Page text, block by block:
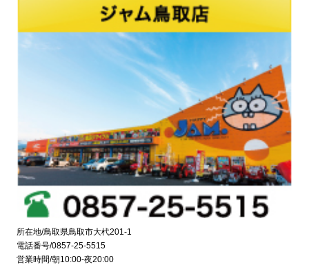
所在地/鳥取県鳥取市大杙201-1
電話番号/0857-25-5515
営業時間/朝10:00-夜20:00